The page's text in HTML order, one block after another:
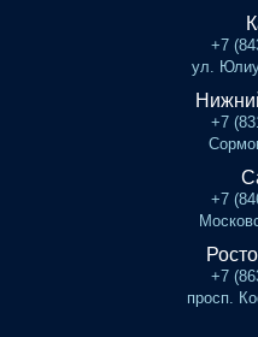
+7
ул.
+7
+7
+7
просп.